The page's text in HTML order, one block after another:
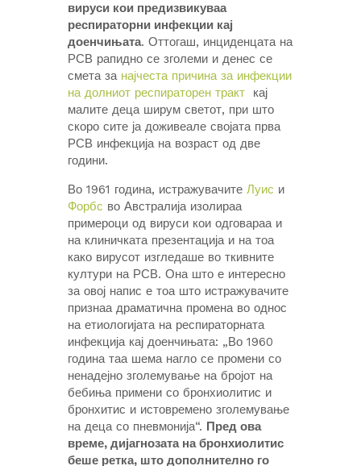
вируси кои предизвикуваа
респираторни инфекции кај
доенчињата. Оттогаш, инциденцата на
РСВ рапидно се зголеми и денес се
смета за најчеста причина за инфекции
на долниот респираторен тракт
кај
малите деца ширум светот, при што
скоро сите ја доживеале својата прва
РСВ инфекција на возраст од две
години.
Во 1961 година, истражувачите Луис и
Форбс во Австралија изолираа
примероци од вируси кои одговараа и
на клиничката презентација и на тоа
како вирусот изгледаше во ткивните
култури на РСВ. Она што е интересно
за овој напис е тоа што истражувачите
признаа драматична промена во однос
на етиологијата на респираторната
инфекција кај доенчињата: „Во 1960
година таа шема нагло се промени со
ненадејно зголемување на бројот на
бебиња примени со бронхиолитис и
бронхитис и истовремено зголемување
на деца со пневмонија“. Пред ова
време, дијагнозата на бронхиолитис
беше ретка, што дополнително го